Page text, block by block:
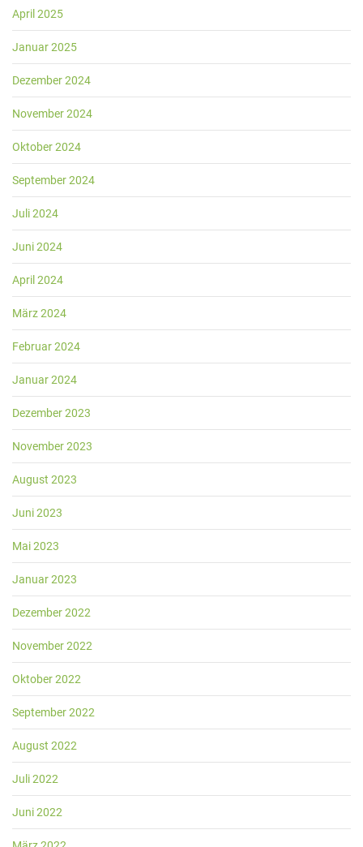
April 2025
Januar 2025
Dezember 2024
November 2024
Oktober 2024
September 2024
Juli 2024
Juni 2024
April 2024
März 2024
Februar 2024
Januar 2024
Dezember 2023
November 2023
August 2023
Juni 2023
Mai 2023
Januar 2023
Dezember 2022
November 2022
Oktober 2022
September 2022
August 2022
Juli 2022
Juni 2022